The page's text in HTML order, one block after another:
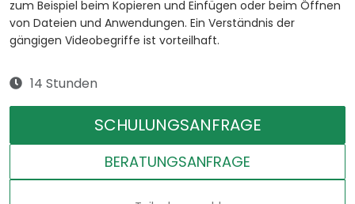
zum Beispiel beim Kopieren und Einfügen oder beim Öffnen
von Dateien und Anwendungen. Ein Verständnis der
gängigen Videobegriffe ist vorteilhaft.
14 Stunden
SCHULUNGSANFRAGE
BERATUNGSANFRAGE